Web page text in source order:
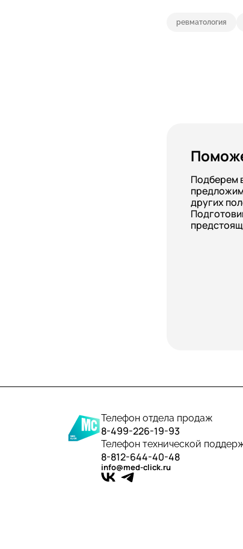
ревматология
Подберем
других
Телефон отдела продаж
8-499-226-19-93
Телефон технической
8-812-644-40-48
info@med-click.ru